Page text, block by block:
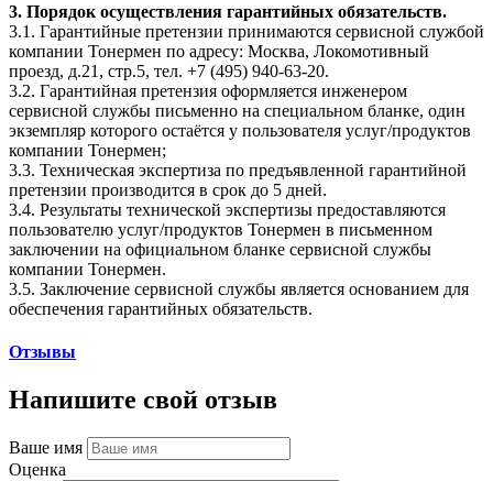
3. Порядок осуществления гарантийных обязательств.
3.1. Гарантийные претензии принимаются сервисной службой
компании Тонермен по адресу: Москва, Локомотивный
проезд, д.21, стр.5, тел. +7 (495) 940-63-20.
3.2. Гарантийная претензия оформляется инженером
сервисной службы письменно на специальном бланке, один
экземпляр которого остаётся у пользователя услуг/продуктов
компании Тонермен;
3.3. Техническая экспертиза по предъявленной гарантийной
претензии производится в срок до 5 дней.
3.4. Результаты технической экспертизы предоставляются
пользователю услуг/продуктов Тонермен в письменном
заключении на официальном бланке сервисной службы
компании Тонермен.
3.5. Заключение сервисной службы является основанием для
обеспечения гарантийных обязательств.
Отзывы
Напишите свой отзыв
Ваше имя
Оценка